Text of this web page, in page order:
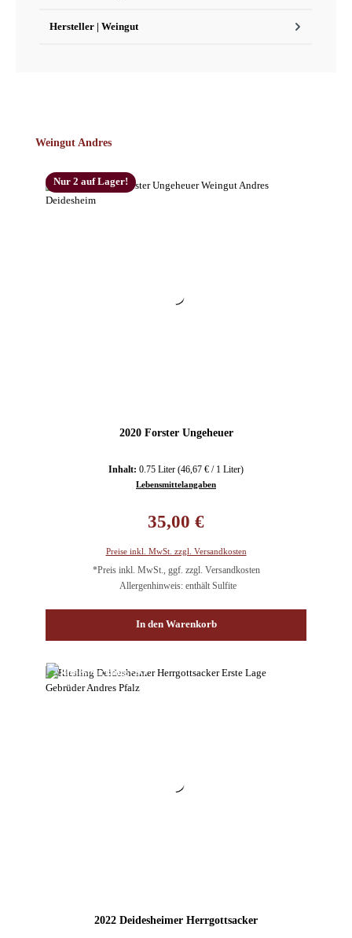
Hersteller | Weingut
Produktgalerie überspringen
Weingut Andres
Nur 2 auf Lager!
2020 Forster Ungeheuer
Inhalt: 0.75 Liter (46,67 € / 1 Liter)
Lebensmittelangaben
35,00 €
Preise inkl. MwSt. zzgl. Versandkosten
*Preis inkl. MwSt., ggf. zzgl. Versandkosten
Allergenhinweis: enthält Sulfite
In den Warenkorb
2022 Deidesheimer Herrgottsacker